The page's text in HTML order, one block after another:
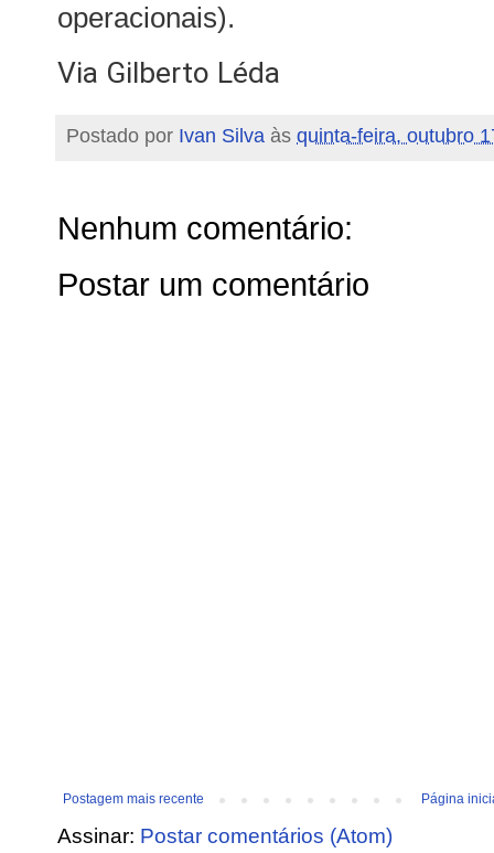
operacionais).
Via Gilberto Léda
Postado por Ivan Silva às quinta-feira, outubro
Nenhum comentário:
Postar um comentário
Postagem mais recente Página
Assinar: Postar comentários (Atom)